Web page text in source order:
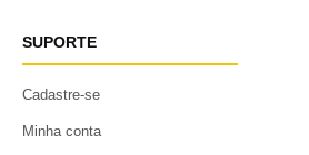
SUPORTE
Cadastre-se
Minha conta